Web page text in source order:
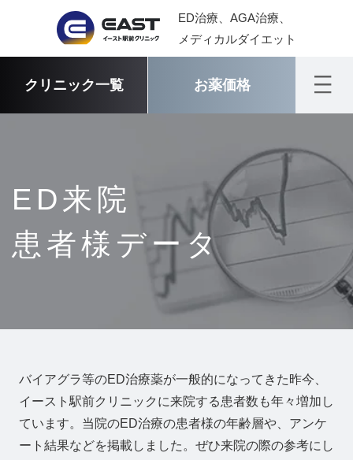
ED治療、AGA治療、
メディカルダイエット
クリニック一覧 お薬価格
ED来院
患者様データ
バイアグラ等のED治療薬が一般的になってきた昨今、
イースト駅前クリニックに来院する患者数も年々増加し
ています。当院のED治療の患者様の年齢層や、アンケ
ート結果などを掲載しました。ぜひ来院の際の参考にし